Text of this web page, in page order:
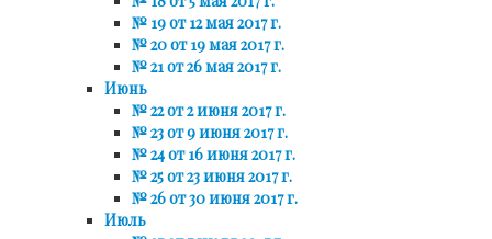
№ 19 от 12 мая 2017 г.
№ 20 от 19 мая 2017 г.
№ 21 от 26 мая 2017 г.
Июнь
№ 22 от 2 июня 2017 г.
№ 23 от 9 июня 2017 г.
№ 24 от 16 июня 2017 г.
№ 25 от 23 июня 2017 г.
№ 26 от 30 июня 2017 г.
Июль